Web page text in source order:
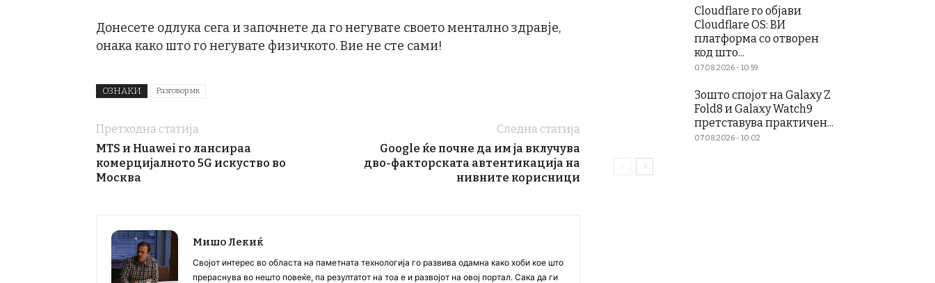
Донесете одлука сега и започнете да го негувате своето ментално здравје,
онака како што го негувате физичкото. Вие не сте сами!
ОЗНАКИ Разговор.мк
Претходна статија
MTS и Huawei го лансираа
комерцијалното 5G искуство во
Москва
Следна статија
Google ќе почне да им ја вклучува
дво-факторската автентикација на
нивните корисници
Мишо Лекиќ
Својот интерес во областа на паметната технологија го развива одамна како хоби кое што
прераснува во нешто повеќе, па резултатот на тоа е и развојот на овој портал. Сака да ги
Cloudflare го објави
Cloudflare OS: ВИ
платформа со отворен
код што...
07.08.2026 - 10:59
Зошто спојот на Galaxy Z
Fold8 и Galaxy Watch9
претставува практичен...
07.08.2026 - 10:02